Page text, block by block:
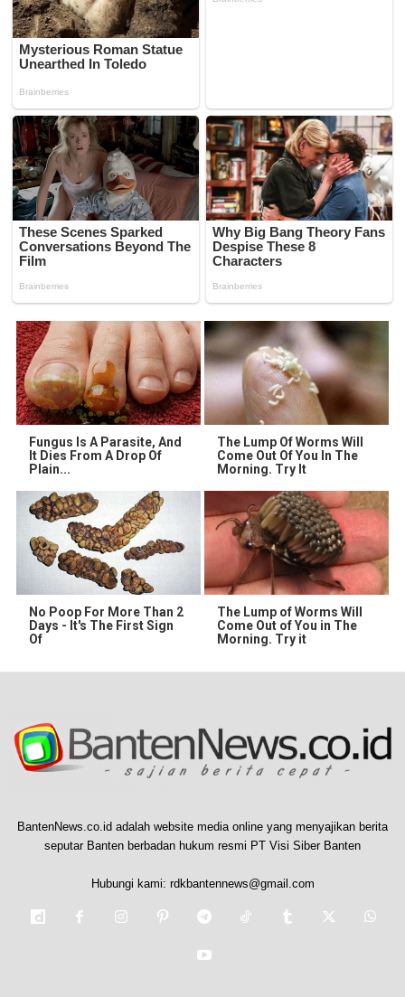
Fungus Is A Parasite, And
It Dies From A Drop Of
Plain...
The Lump Of Worms Will
Come Out Of You In The
Morning. Try It
No Poop For More Than 2
Days - It's The First Sign
Of
The Lump of Worms Will
Come Out of You in The
Morning. Try it
BantenNews.co.id adalah website media online yang menyajikan berita
seputar Banten berbadan hukum resmi PT Visi Siber Banten
Hubungi kami: rdkbantennews@gmail.com